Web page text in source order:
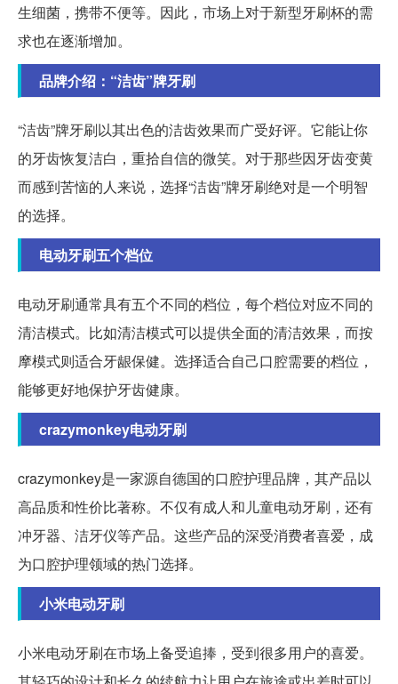
生细菌，携带不便等。因此，市场上对于新型牙刷杯的需
求也在逐渐增加。
品牌介绍：“洁齿”牌牙刷
“洁齿”牌牙刷以其出色的洁齿效果而广受好评。它能让你
的牙齿恢复洁白，重拾自信的微笑。对于那些因牙齿变黄
而感到苦恼的人来说，选择“洁齿”牌牙刷绝对是一个明智
的选择。
电动牙刷五个档位
电动牙刷通常具有五个不同的档位，每个档位对应不同的
清洁模式。比如清洁模式可以提供全面的清洁效果，而按
摩模式则适合牙龈保健。选择适合自己口腔需要的档位，
能够更好地保护牙齿健康。
crazymonkey电动牙刷
crazymonkey是一家源自德国的口腔护理品牌，其产品以
高品质和性价比著称。不仅有成人和儿童电动牙刷，还有
冲牙器、洁牙仪等产品。这些产品的深受消费者喜爱，成
为口腔护理领域的热门选择。
小米电动牙刷
小米电动牙刷在市场上备受追捧，受到很多用户的喜爱。